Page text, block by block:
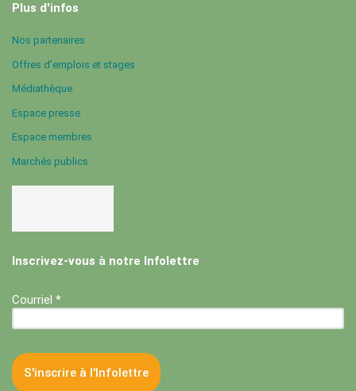
Plus d'infos
Nos partenaires
Offres d’emplois et stages
Médiathèque
Espace presse
Espace membres
Marchés publics
Inscrivez-vous à notre Infolettre
Courriel *